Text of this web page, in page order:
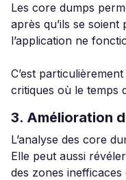
Les core dumps
après qu’ils se
l’application ne
C’est
critiques où le temps
3. Amélioration
L’analyse des core
Elle peut aussi
des zones inefficaces